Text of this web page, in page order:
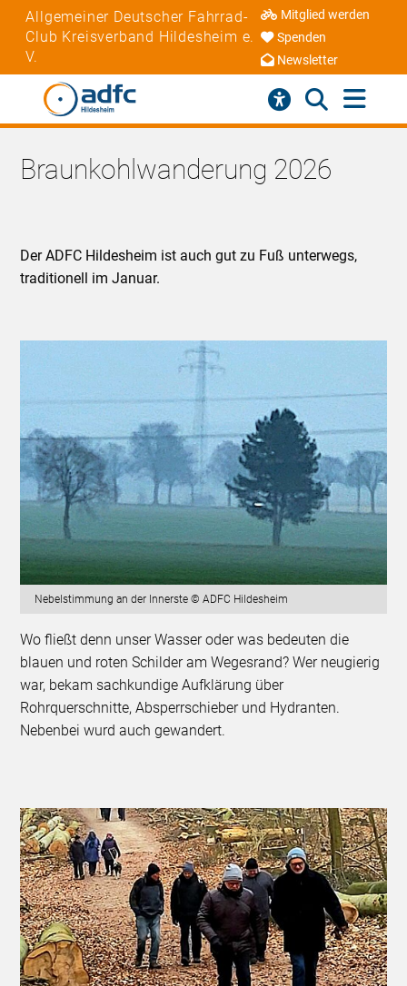
Allgemeiner Deutscher Fahrrad-
Club Kreisverband Hildesheim e.
V.
Mitglied werden
Spenden
Newsletter
Braunkohlwanderung 2026
Der ADFC Hildesheim ist auch gut zu Fuß unterwegs,
traditionell im Januar.
Nebelstimmung an der Innerste © ADFC Hildesheim
Wo fließt denn unser Wasser oder was bedeuten die
blauen und roten Schilder am Wegesrand? Wer neugierig
war, bekam sachkundige Aufklärung über
Rohrquerschnitte, Absperrschieber und Hydranten.
Nebenbei wurd auch gewandert.